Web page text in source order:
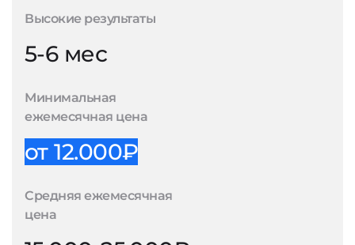
Высокие результаты
5-6 мес
Минимальная
ежемесячная цена
от 12.000₽
Средняя ежемесячная
цена